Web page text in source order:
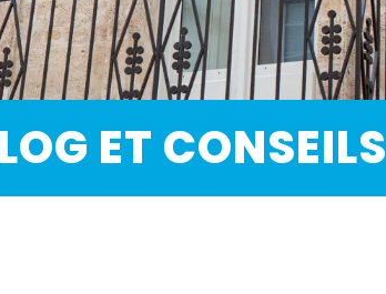
ET CONSEILS